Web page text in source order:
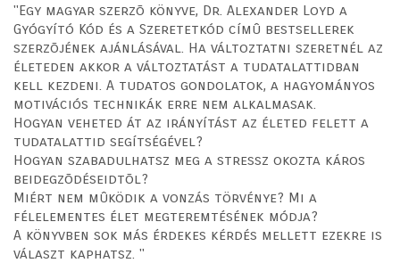
"Egy magyar szerzõ könyve, Dr. Alexander Loyd a
Gyógyító Kód és a Szeretetkód címû bestsellerek
szerzõjének ajánlásával. Ha változtatni szeretnél az
életeden akkor a változtatást a tudatalattidban
kell kezdeni. A tudatos gondolatok, a hagyományos
motivációs technikák erre nem alkalmasak.
Hogyan veheted át az irányítást az életed felett a
tudatalattid segítségével?
Hogyan szabadulhatsz meg a stressz okozta káros
beidegzõdéseidtõl?
Miért nem mûködik a vonzás törvénye? Mi a
félelementes élet megteremtésének módja?
A könyvben sok más érdekes kérdés mellett ezekre is
választ kaphatsz. "